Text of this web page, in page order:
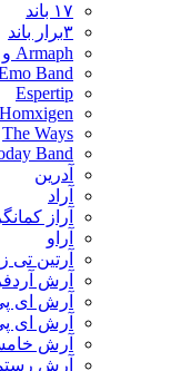
۱۷ باند
۳برار باند
Armaph و Afgar
Band
Espertip
Homxigen
The Ways
Band
آدرین
آراد
آراز کمانگر
آراو
آرتین تی
آرش
آرش ای
آرش ای
آرش
آرش